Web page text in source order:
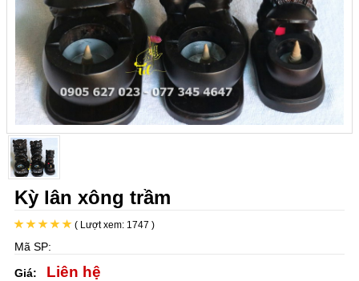
Kỳ lân xông trầm
( Lượt xem: 1747 )
Mã SP:
Giá: Liên hệ